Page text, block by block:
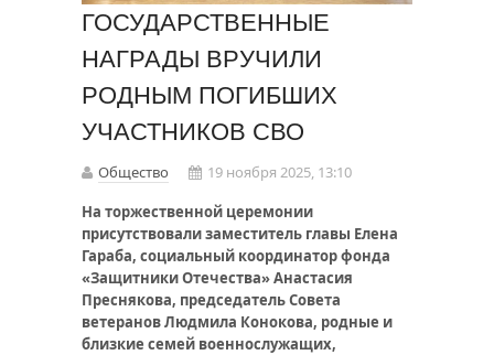
ГОСУДАРСТВЕННЫЕ
НАГРАДЫ ВРУЧИЛИ
РОДНЫМ ПОГИБШИХ
УЧАСТНИКОВ СВО
Общество
19 ноября 2025, 13:10
На торжественной церемонии
присутствовали заместитель главы Елена
Гараба, социальный координатор фонда
«Защитники Отечества» Анастасия
Преснякова, председатель Совета
ветеранов Людмила Конокова, родные и
близкие семей военнослужащих,